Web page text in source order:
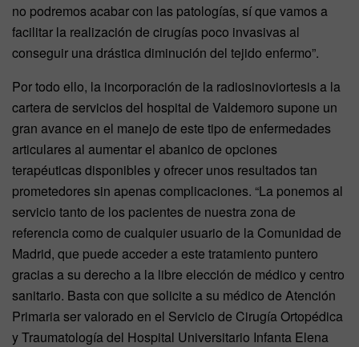
no podremos acabar con las patologías, sí que vamos a
facilitar la realización de cirugías poco invasivas al
conseguir una drástica diminución del tejido enfermo”.
Por todo ello, la incorporación de la radiosinoviortesis a la
cartera de servicios del hospital de Valdemoro supone un
gran avance en el manejo de este tipo de enfermedades
articulares al aumentar el abanico de opciones
terapéuticas disponibles y ofrecer unos resultados tan
prometedores sin apenas complicaciones. “La ponemos al
servicio tanto de los pacientes de nuestra zona de
referencia como de cualquier usuario de la Comunidad de
Madrid, que puede acceder a este tratamiento puntero
gracias a su derecho a la libre elección de médico y centro
sanitario. Basta con que solicite a su médico de Atención
Primaria ser valorado en el Servicio de Cirugía Ortopédica
y Traumatología del Hospital Universitario Infanta Elena